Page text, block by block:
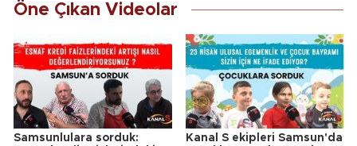
Öne Çıkan Videolar
Samsunlulara sorduk:
Kanal S ekipleri Samsun'da